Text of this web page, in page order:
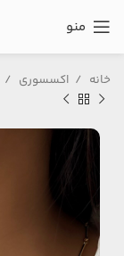
منو
خانه اکسسوری